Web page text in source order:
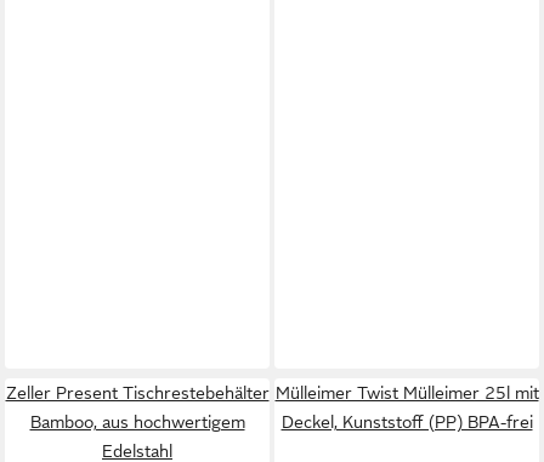
Zeller Present Tischrestebehälter
Bamboo, aus hochwertigem
Edelstahl
Mülleimer Twist Mülleimer 25l mit
Deckel, Kunststoff (PP) BPA-frei